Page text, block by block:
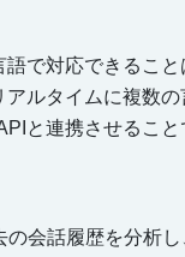
で対応できること
ルタイムに複数の
と連携させるこ
会話履歴を分析